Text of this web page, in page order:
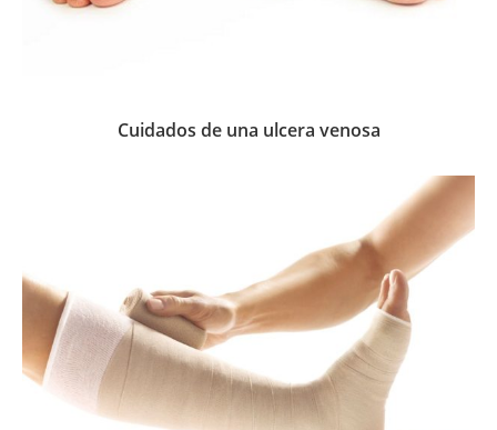
Cuidados de una ulcera venosa